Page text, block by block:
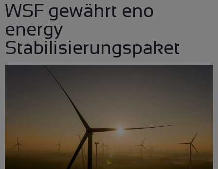
WSF gewährt eno
energy
Stabilisierungspaket